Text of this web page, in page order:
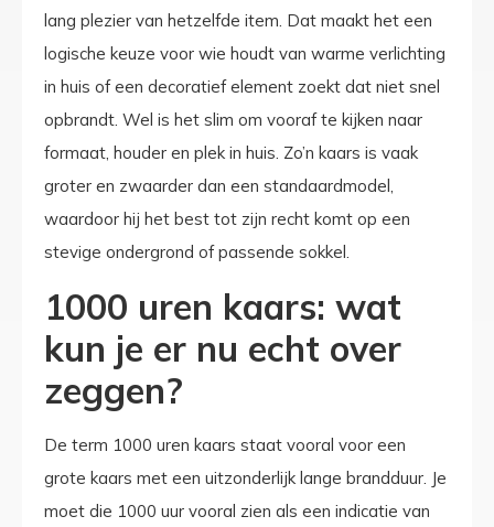
lang plezier van hetzelfde item. Dat maakt het een
logische keuze voor wie houdt van warme verlichting
in huis of een decoratief element zoekt dat niet snel
opbrandt. Wel is het slim om vooraf te kijken naar
formaat, houder en plek in huis. Zo’n kaars is vaak
groter en zwaarder dan een standaardmodel,
waardoor hij het best tot zijn recht komt op een
stevige ondergrond of passende sokkel.
1000 uren kaars: wat
kun je er nu echt over
zeggen?
De term 1000 uren kaars staat vooral voor een
grote kaars met een uitzonderlijk lange brandduur. Je
moet die 1000 uur vooral zien als een indicatie van